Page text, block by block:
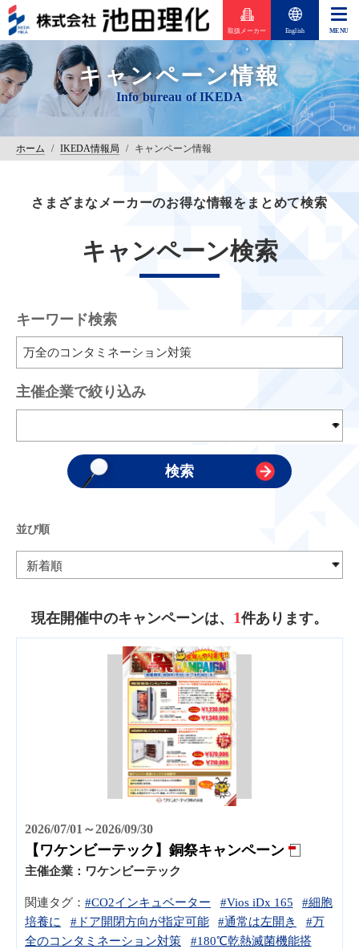
取扱メーカー English
キャンペーン情報
ホーム / IKEDA情報局 / キャンペーン情報
さまざまなメーカーのお得な情報をまとめて検索
キャンペーン検索
キーワード検索
主催企業で絞り込み
並び順
現在開催中のキャンペーンは、 1件あります。
2026/07/01～2026/09/30
【ワケンビーテック】銅祭キャンペーン
主催企業： ワケンビーテック
関連タグ： #CO2インキュベーター #Vios iDx 165
#細胞
培養に
#ドア開閉方向が指定可能 #通常は左開き
#万
全のコンタミネーション対策
#180℃乾熱滅菌機能搭